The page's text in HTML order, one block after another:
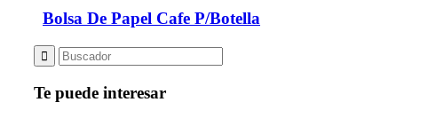
Bolsa De Papel Cafe P/Botella
Te puede interesar